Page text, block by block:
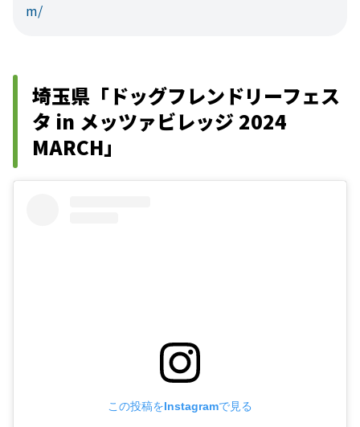
m/
埼玉県「ドッグフレンドリーフェス
タ in メッツァビレッジ 2024
MARCH」
この投稿をInstagramで見る